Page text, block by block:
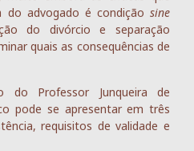
do advogado é condição sine
do divórcio e separação
quais as consequências de
do Professor Junqueira de
pode se apresentar em três
requisitos de validade e